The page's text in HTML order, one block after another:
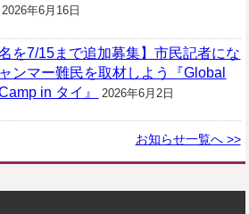
2026年6月16日
名を7/15まで追加募集】市民記者にな
ンマー難民を取材しよう『Global
in タイ』
2026年6月2日
お知らせ一覧へ >>